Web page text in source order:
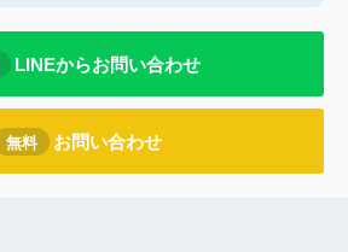
LINEからお問い合わせ
無料 お問い合わせ